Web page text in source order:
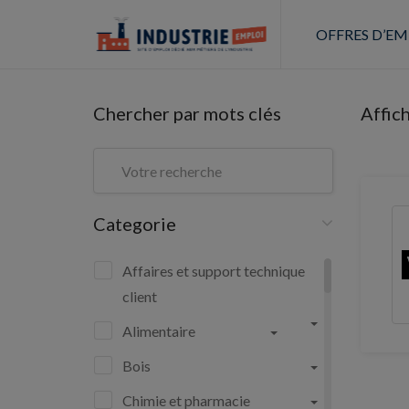
OFFRES
Chercher par mots clés
Categorie
Affaires et support technique
client
Alimentaire
Bois
Chimie et pharmacie